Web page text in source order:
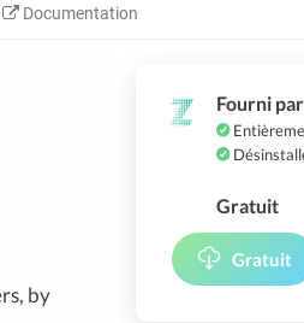
Documentation
by
Fourni
Gratuit
Gratuit